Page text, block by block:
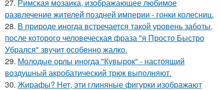
27. Римская мозаика, изображающее любимое
развлечение жителей поздней империи - гонки колесниц.
28. В природе иногда встречается такой уровень заботы,
после которого человеческая фраза "я Просто Быстро
Убрался" звучит особенно жалко.
29. Молодые орлы иногда "Кувырок" - настоящий
воздушный акробатический трюк выполняют.
30. Жирафы? Нет, эти глиняные фигурки изображают